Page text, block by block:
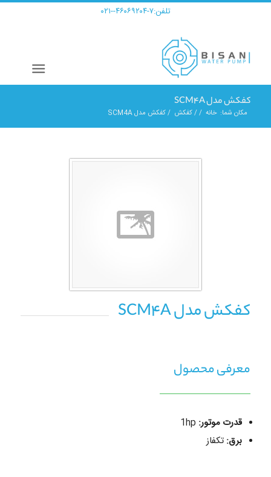
تلفن:۷-۴۶۰۶۹۲۰۴--۰۲۱
کفکش مدل SCM4A
مکان شما: خانه /
/کفکش /کفکش مدل SCM4A
کفکش مدل SCM4A
معرفی محصول
قدرت موتور:
برق: تکفاز